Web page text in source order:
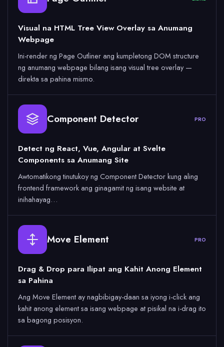
Visual na HTML Tree View Overlay sa Anumang
Webpage
Ini-render ng Page Outliner ang kumpletong DOM structure
ng anumang webpage bilang isang visual tree overlay —
direkta sa pahina mismo.
Component Detector PRO
Detect ng React, Vue, Angular at Svelte
Components sa Anumang Site
Awtomatikong tinutukoy ng Component Detector kung aling
frontend framework ang ginagamit ng isang website at
inihahayag…
Move Element PRO
Drag & Drop para Ilipat ang Kahit Anong Element
sa Pahina
Ang Move Element ay nagbibigay-daan sa iyong i-click ang
kahit anong element sa isang webpage at pisikal na i-drag ito
sa bagong posisyon.